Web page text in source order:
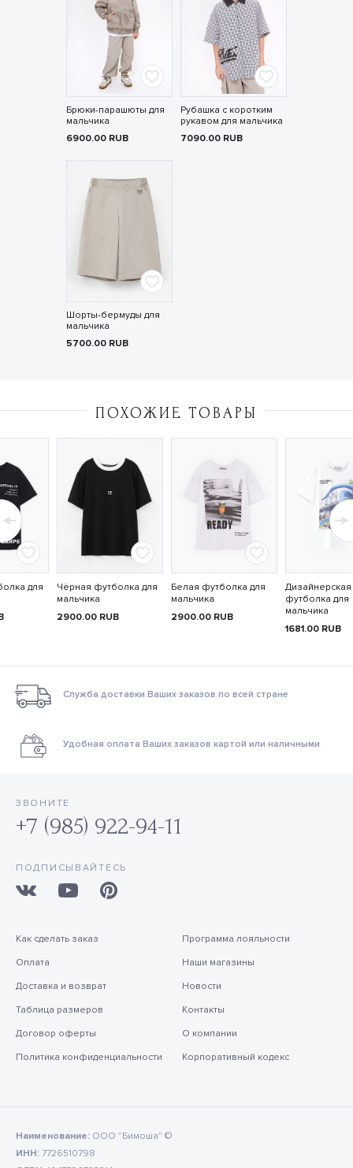
Брюки-парашюты для
мальчика
6900.00 RUB
Рубашка с коротким
рукавом для мальчика
7090.00 RUB
Шорты-бермуды для
мальчика
5700.00 RUB
ПОХОЖИЕ ТОВАРЫ
для
Чёрная футболка для
мальчика
2900.00 RUB
Белая футболка для
мальчика
2900.00 RUB
футболка для
мальчика
1681.00 RUB
Служба доставки Ваших заказов по всей стране
Удобная оплата Ваших заказов картой или наличными
ЗВОНИТЕ
+7 (985) 922-94-11
ПОДПИСЫВАЙТЕСЬ
Как сделать заказ
Оплата
Доставка и возврат
Таблица размеров
Договор оферты
Политика конфиденциальности
Программа лояльности
Наши магазины
Новости
Контакты
О компании
Корпоративный кодекс
Наименование: ООО "Бимоша" ©
ИНН: 7726510798